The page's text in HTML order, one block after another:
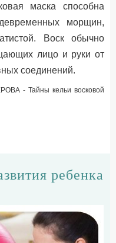
маска способна
морщин,
Воск обычно
лицо и руки от
соединений.
- Тайны кельи восковой
ребенка